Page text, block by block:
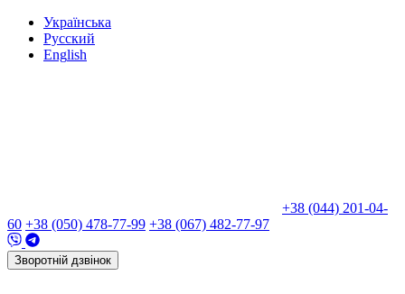
Українська
Русский
English
+38 (044) 201-04-
60 +38 (050) 478-77-99 +38 (067) 482-77-97
Зворотній дзвінок